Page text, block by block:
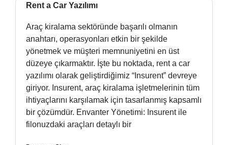
Rent a Car Yazılımı
Araç kiralama sektöründe başarılı olmanın
anahtarı, operasyonları etkin bir şekilde
yönetmek ve müşteri memnuniyetini en üst
düzeye çıkarmaktır. İşte bu noktada, rent a car
yazılımı olarak geliştirdiğimiz “Insurent” devreye
giriyor. Insurent, araç kiralama işletmelerinin tüm
ihtiyaçlarını karşılamak için tasarlanmış kapsamlı
bir çözümdür. Envanter Yönetimi: Insurent ile
filonuzdaki araçları detaylı bir